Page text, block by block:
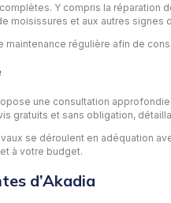
Y compris la réparation
moisissures et aux autres
maintenance régulière afin de
une consultation
gratuits et sans obligation,
se déroulent en adéquation
à votre budget.
d’Akadia